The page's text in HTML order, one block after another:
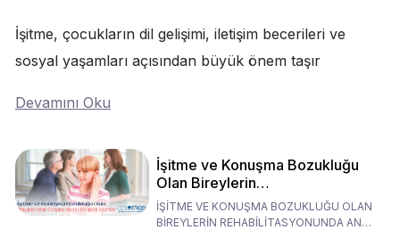
İşitme, çocukların dil gelişimi, iletişim becerileri ve
sosyal yaşamları açısından büyük önem taşır
Devamını Oku
İşitme ve Konuşma Bozukluğu
Olan Bireylerin
Rehabilitasyonunda Ana
Babaların Tutumları
İŞİTME VE KONUŞMA BOZUKLUĞU OLAN
BİREYLERİN REHABİLİTASYONUNDA ANA